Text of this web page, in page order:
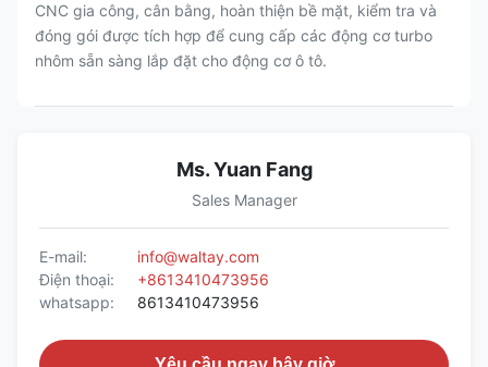
CNC gia công, cân bằng, hoàn thiện bề mặt, kiểm tra và
đóng gói được tích hợp để cung cấp các động cơ turbo
nhôm sẵn sàng lắp đặt cho động cơ ô tô.
Ms. Yuan Fang
Sales Manager
E-mail:
info@waltay.com
Điện thoại:
+8613410473956
whatsapp:
8613410473956